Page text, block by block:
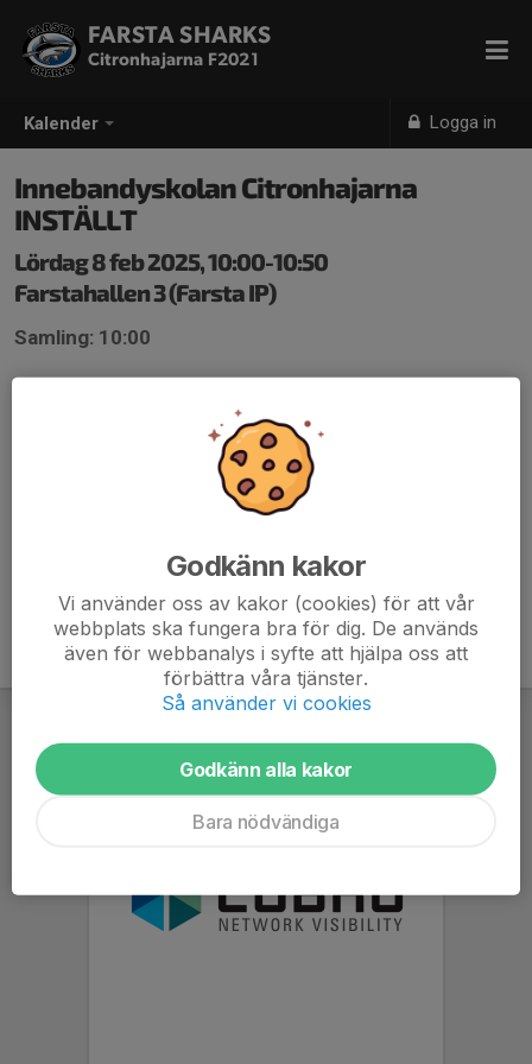
Kalender Logga in
FARSTA SHARKS
Citronhajarna F2021
Innebandyskolan Citronhajarna
INSTÄLLT
Lördag 8 feb 2025, 10:00-10:50
Farstahallen 3 (Farsta IP)
Samling: 10:00
Godkänn kakor
Vi använder oss av kakor (cookies) för att vår
webbplats ska fungera bra för dig. De används
även för webbanalys i syfte att hjälpa oss att
förbättra våra tjänster.
Så använder vi cookies
Godkänn alla kakor
Bara nödvändiga